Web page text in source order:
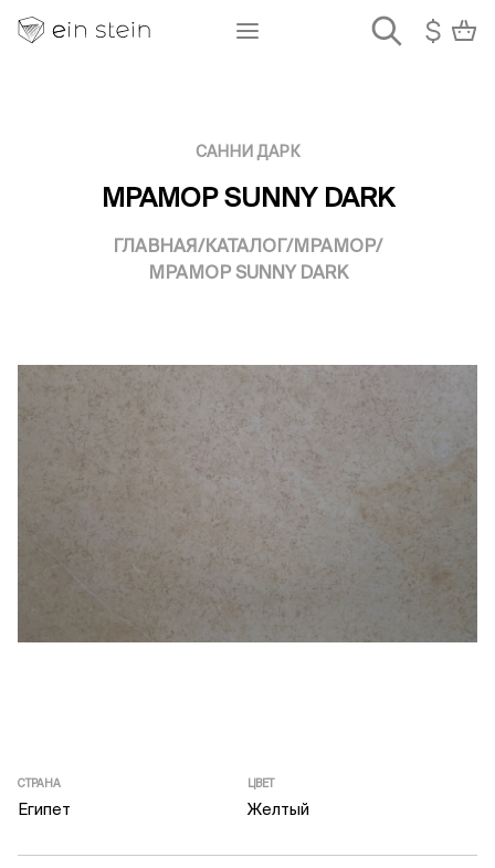
САННИ ДАРК
МРАМОР SUNNY DARK
ГЛАВНАЯ/ КАТАЛОГ / МРАМОР/
МРАМОР SUNNY DARK
СТРАНА
Египет
ЦВЕТ
Желтый